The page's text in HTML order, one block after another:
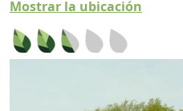
Mostrar la ubicación